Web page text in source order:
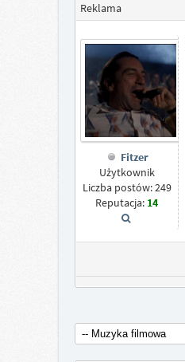
Reklama
Fitzer
Użytkownik
Liczba postów: 249
Reputacja: 14